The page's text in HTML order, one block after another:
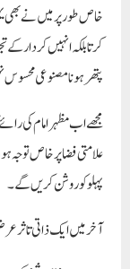
خاص طور پر میں نے بھی
کرتا بلکہ انہیں کردار
پتھر ہونا مصنوعی محسوس
مجھے ابمظہر امامکی رائے
علامتی فضا پر خاص توجہ
پہلو کو روشن کریں گے۔
آخر میں ایک ذاتی تاثر